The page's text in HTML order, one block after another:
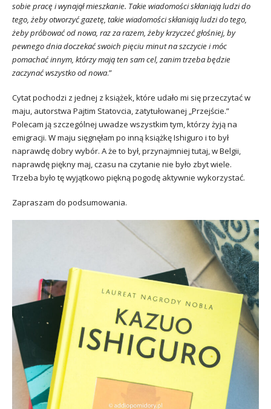
sobie pracę i wynajął mieszkanie. Takie wiadomości skłaniają ludzi do
tego, żeby otworzyć gazetę, takie wiadomości skłaniają ludzi do tego,
żeby próbować od nowa, raz za razem, żeby krzyczeć głośniej, by
pewnego dnia doczekać swoich pięciu minut na szczycie i móc
pomachać innym, którzy mają ten sam cel, zanim trzeba będzie
zaczynać wszystko od nowa.”
Cytat pochodzi z jednej z książek, które udało mi się przeczytać w
maju, autorstwa Pajtim Statovcia, zatytułowanej „Przejście.”
Polecam ją szczególnej uwadze wszystkim tym, którzy żyją na
emigracji. W maju sięgnęłam po inną książkę Ishiguro i to był
naprawdę dobry wybór. A że to był, przynajmniej tutaj, w Belgii,
naprawdę piękny maj, czasu na czytanie nie było zbyt wiele.
Trzeba było tę wyjątkowo piękną pogodę aktywnie wykorzystać.
Zapraszam do podsumowania.